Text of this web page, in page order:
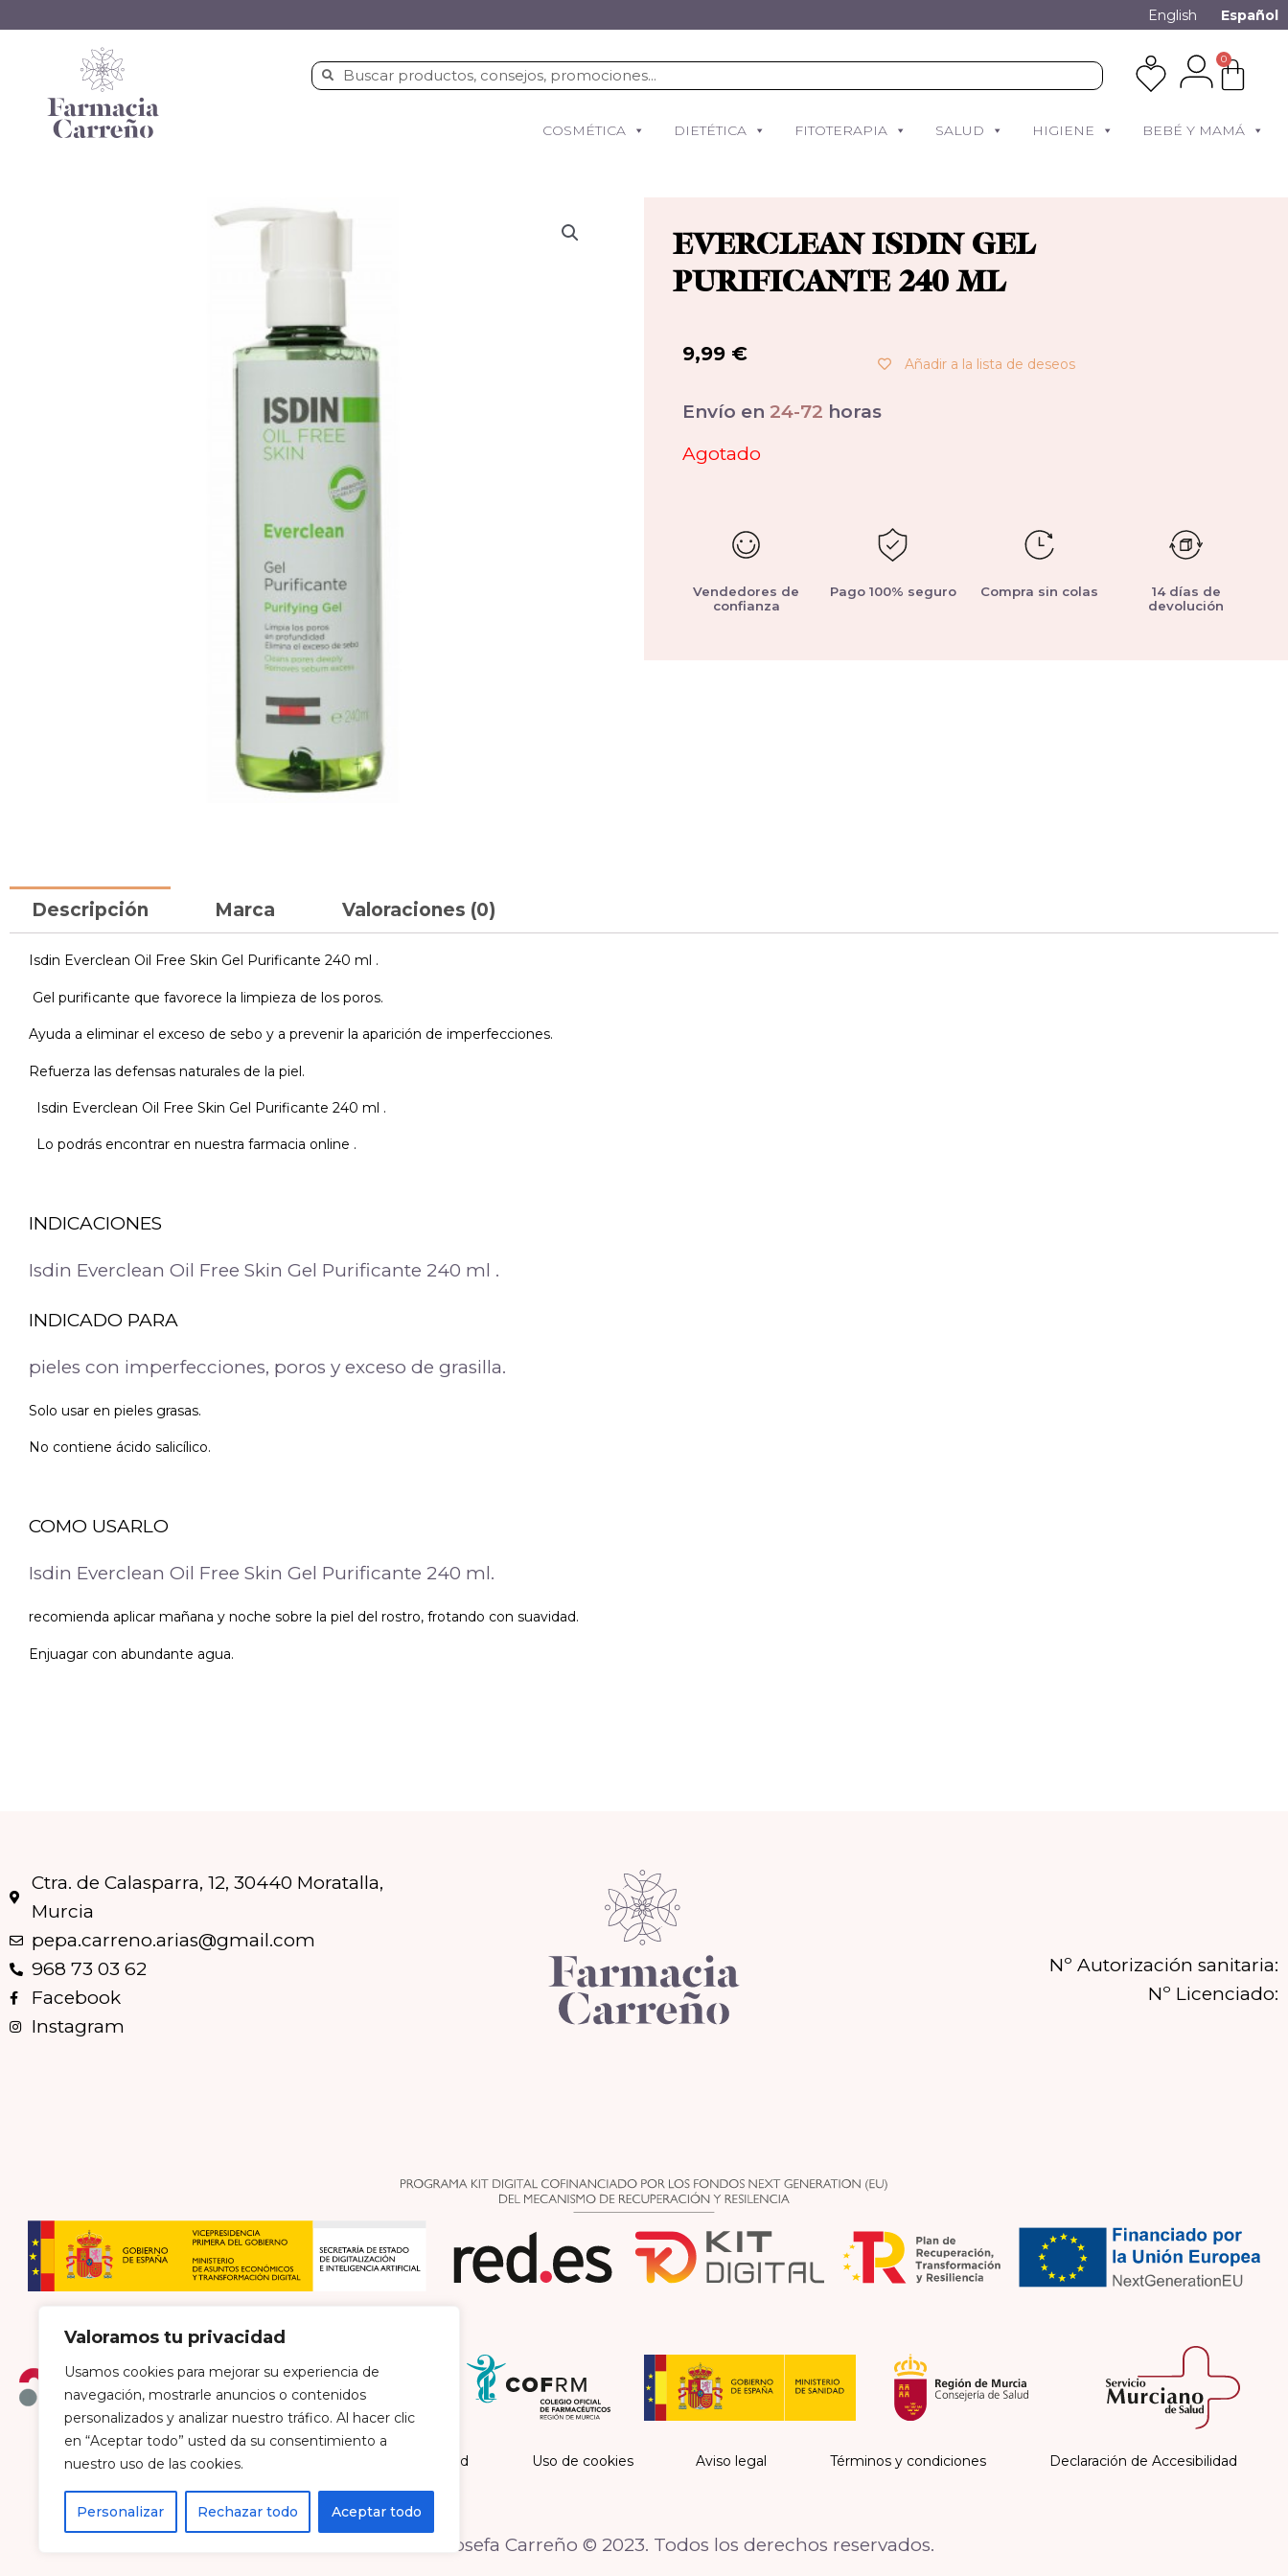
Valoramos tu privacidad
Usamos cookies para mejorar su experiencia de
navegación, mostrarle anuncios o contenidos
personalizados y analizar nuestro tráfico. Al hacer clic
en “Aceptar todo” usted da su consentimiento a
nuestro uso de las cookies.
Personalizar Rechazar todo Aceptar todo
English Español
0
COSMÉTICA DIETÉTICA FITOTERAPIA SALUD HIGIENE BEBÉ Y MAMÁ
EVERCLEAN ISDIN GEL
PURIFICANTE 240 ML
9,99 € Añadir a la lista de deseos
Envío en 24-72 horas
Agotado
Vendedores de
confianza
Pago 100% seguro Compra sin colas
14 días de
devolución
Descripción Marca Valoraciones (0)
Isdin Everclean Oil Free Skin Gel Purificante 240 ml .
Gel purificante que favorece la limpieza de los poros.
Ayuda a eliminar el exceso de sebo y a prevenir la aparición de imperfecciones.
Refuerza las defensas naturales de la piel.
Isdin Everclean Oil Free Skin Gel Purificante 240 ml .
Lo podrás encontrar en nuestra farmacia online .
INDICACIONES
Isdin Everclean Oil Free Skin Gel Purificante 240 ml .
INDICADO PARA
pieles con imperfecciones, poros y exceso de grasilla.
Solo usar en pieles grasas.
No contiene ácido salicílico.
COMO USARLO
Isdin Everclean Oil Free Skin Gel Purificante 240 ml.
recomienda aplicar mañana y noche sobre la piel del rostro, frotando con suavidad.
Enjuagar con abundante agua.
Ctra. de Calasparra, 12, 30440 Moratalla,
Murcia
pepa.carreno.arias@gmail.com
968 73 03 62
Facebook
Instagram
Nº Autorización sanitaria:
Nº Licenciado:
Política de envío y devoluciones Política de privacidad Uso de cookies Aviso legal Términos y condiciones Declaración de Accesibilidad
Farmacia Josefa Carreño © 2023. Todos los derechos reservados.